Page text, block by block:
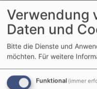
Sonja Zeilinger
Kigo-Team
Verwendung
Daten und
Bitte die Dienste und
möchten. Für weitere
Funktional (immer